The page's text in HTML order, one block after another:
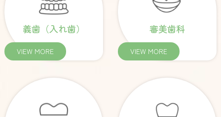
義歯（入れ歯）
VIEW MORE
審美歯科
VIEW MORE